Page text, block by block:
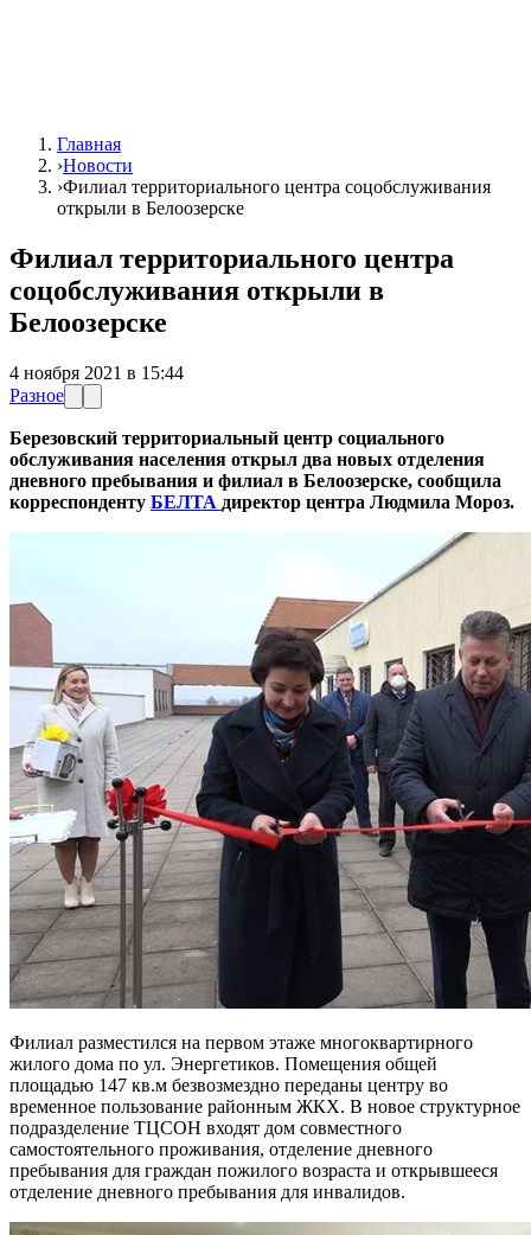
Главная
›Новости
›Филиал территориального центра соцобслуживания
открыли в Белоозерске
Филиал территориального центра
соцобслуживания открыли в
Белоозерске
4 ноября 2021 в 15:44
Разное
Березовский территориальный центр социального
обслуживания населения открыл два новых отделения
дневного пребывания и филиал в Белоозерске, сообщила
корреспонденту БЕЛТА директор центра Людмила Мороз.
Филиал разместился на первом этаже многоквартирного
жилого дома по ул. Энергетиков. Помещения общей
площадью 147 кв.м безвозмездно переданы центру во
временное пользование районным ЖКХ. В новое структурное
подразделение ТЦСОН входят дом совместного
самостоятельного проживания, отделение дневного
пребывания для граждан пожилого возраста и открывшееся
отделение дневного пребывания для инвалидов.